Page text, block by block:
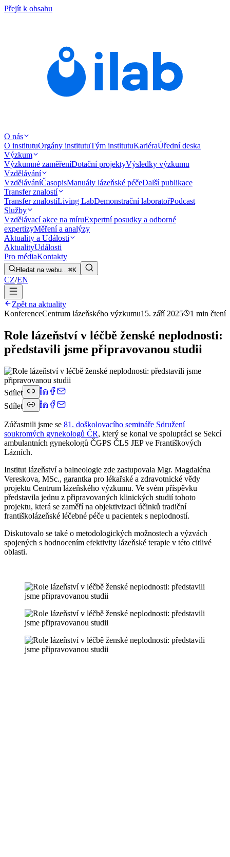
Přejít k obsahu
O nás
O institutuOrgány institutuTým institutuKariéraÚřední deska
Výzkum
Výzkumné zaměřeníDotační projektyVýsledky výzkumu
Vzdělávání
VzděláváníČasopisManuály lázeňské péčeDalší publikace
Transfer znalostí
Transfer znalostíLiving LabDemonstrační laboratořPodcast
Služby
Vzdělávací akce na míruExpertní posudky a odborné
expertizyMěření a analýzy
Aktuality a Události
AktualityUdálosti
Pro médiaKontakty
Hledat na webu…⌘K
CZ/EN
Zpět na aktuality
KonferenceCentrum lázeňského výzkumu15. září 2025 1 min čtení
Role lázeňství v léčbě ženské neplodnosti:
představili jsme připravovanou studii
Sdílet
Sdílet
Zúčastnili jsme se 81. doškolovacího semináře Sdružení
soukromých gynekologů ČR, který se konal ve spolupráci se Sekcí
ambulantních gynekologů ČGPS ČLS JEP ve Františkových
Lázních.
Institut lázeňství a balneologie zde zastupovala Mgr. Magdaléna
Vereskova, MSc., garantka pro lékařské a zdravotnické vědy
projektu Centrum lázeňského výzkumu. Ve svém příspěvku
představila jednu z připravovaných klinických studií tohoto
projektu, která se zaměří na objektivizaci účinků tradiční
františkolázeňské léčebné péče u pacientek s neplodností.
Diskutovalo se také o metodologických možnostech a výzvách
spojených s hodnocením efektivity lázeňské terapie v této citlivé
oblasti.